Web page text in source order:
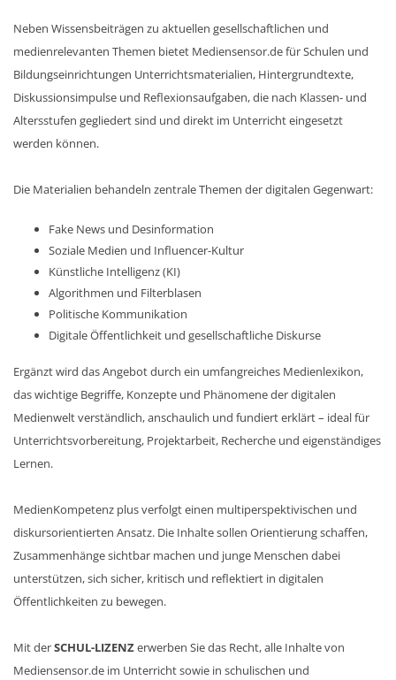
Neben Wissensbeiträgen zu aktuellen gesellschaftlichen und
medienrelevanten Themen bietet Mediensensor.de für Schulen und
Bildungseinrichtungen Unterrichtsmaterialien, Hintergrundtexte,
Diskussionsimpulse und Reflexionsaufgaben, die nach Klassen- und
Altersstufen gegliedert sind und direkt im Unterricht eingesetzt
werden können.
Die Materialien behandeln zentrale Themen der digitalen Gegenwart:
Fake News und Desinformation
Soziale Medien und Influencer-Kultur
Künstliche Intelligenz (KI)
Algorithmen und Filterblasen
Politische Kommunikation
Digitale Öffentlichkeit und gesellschaftliche Diskurse
Ergänzt wird das Angebot durch ein umfangreiches Medienlexikon,
das wichtige Begriffe, Konzepte und Phänomene der digitalen
Medienwelt verständlich, anschaulich und fundiert erklärt – ideal für
Unterrichtsvorbereitung, Projektarbeit, Recherche und eigenständiges
Lernen.
MedienKompetenz plus verfolgt einen multiperspektivischen und
diskursorientierten Ansatz. Die Inhalte sollen Orientierung schaffen,
Zusammenhänge sichtbar machen und junge Menschen dabei
unterstützen, sich sicher, kritisch und reflektiert in digitalen
Öffentlichkeiten zu bewegen.
Mit derSCHUL-LIZENZerwerben Sie das Recht, alle Inhalte von
Mediensensor.de im Unterricht sowie in schulischen und